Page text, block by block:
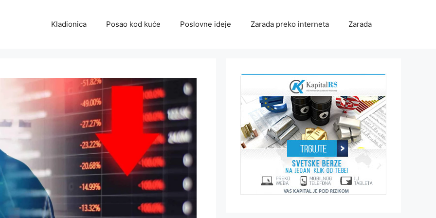
Kladionica Posao kod kuće Poslovne ideje Zarada preko interneta Zarada